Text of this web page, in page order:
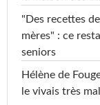
"Des recettes
mères" : ce
seniors
Hélène de
le vivais très